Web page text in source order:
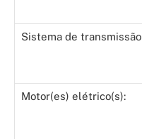
Sistema de transmissão
Motor(es) elétrico(s):